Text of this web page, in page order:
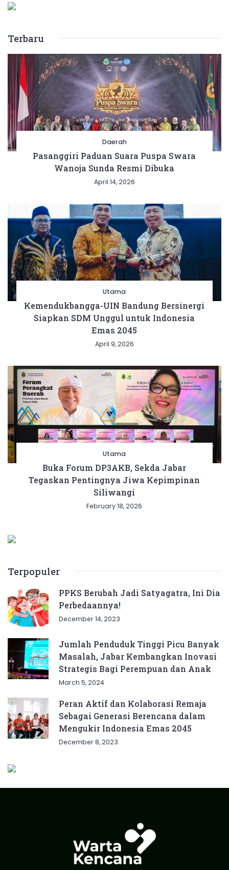
Terbaru
Daerah
Pasanggiri Paduan Suara Puspa Swara
Wanoja Sunda Resmi Dibuka
April 14, 2026
Utama
Kemendukbangga-UIN Bandung Bersinergi
Siapkan SDM Unggul untuk Indonesia
Emas 2045
April 9, 2026
Utama
Buka Forum DP3AKB, Sekda Jabar
Tegaskan Pentingnya Jiwa Kepimpinan
Siliwangi
February 18, 2026
Terpopuler
PPKS Berubah Jadi Satyagatra, Ini Dia
Perbedaannya!
December 14, 2023
Jumlah Penduduk Tinggi Picu Banyak
Masalah, Jabar Kembangkan Inovasi
Strategis Bagi Perempuan dan Anak
March 5, 2024
Peran Aktif dan Kolaborasi Remaja
Sebagai Generasi Berencana dalam
Mengukir Indonesia Emas 2045
December 8, 2023